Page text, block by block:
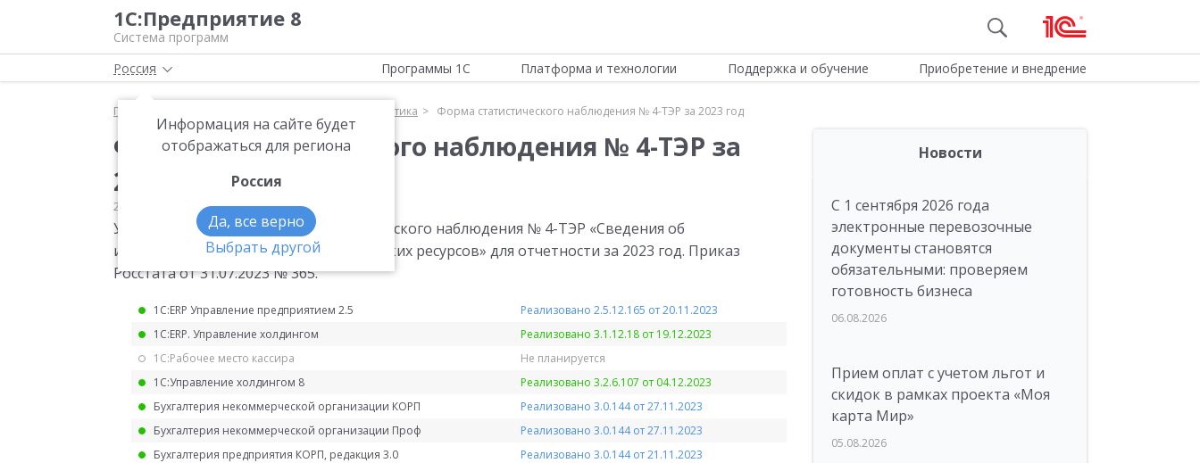
1С:Предприятие 8
Система программ
Россия
Информация на сайте будет
отображаться для региона
Россия
Да, все верно
Выбрать другой
Программы 1С Платформа и технологии Поддержка и обучение Приобретение и внедрение
Главная Статистика Форма статистического наблюдения № 4-ТЭР за 2023 год
Форма статистического наблюдения № 4-ТЭР за
2023 год
27.09.2023 Статистика
Утверждена годовая форма статистического наблюдения № 4-ТЭР «Сведения об
использовании топливно-энергетических ресурсов» для отчетности за 2023 год. Приказ
Росстата от 31.07.2023 № 365.
1С:ERP Управление предприятием 2.5
Реализовано 2.5.12.165 от 20.11.2023
1С:ERP. Управление холдингом
Реализовано 3.1.12.18 от 19.12.2023
1С:Рабочее место кассира
Не планируется
1С:Управление холдингом 8
Реализовано 3.2.6.107 от 04.12.2023
Бухгалтерия некоммерческой организации КОРП
Реализовано 3.0.144 от 27.11.2023
Бухгалтерия некоммерческой организации Проф
Реализовано 3.0.144 от 27.11.2023
Бухгалтерия предприятия КОРП, редакция 3.0
Реализовано 3.0.144 от 21.11.2023
Новости
С 1 сентября 2026 года
электронные перевозочные
документы становятся
обязательными: проверяем
готовность бизнеса
06.08.2026
Прием оплат с учетом льгот и
скидок в рамках проекта «Моя
карта Мир»
05.08.2026